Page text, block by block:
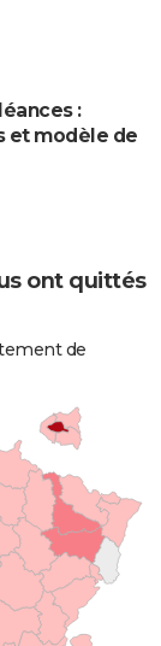
:
et modèle de
ont quittés
de